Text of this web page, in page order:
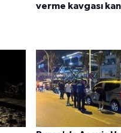
verme kavgası